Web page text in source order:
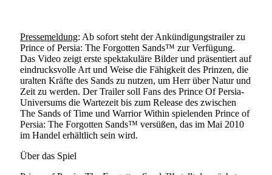
Pressemeldung: Ab sofort steht der Ankündigungstrailer zu
Prince of Persia: The Forgotten Sands™ zur Verfügung.
Das Video zeigt erste spektakuläre Bilder und präsentiert auf
eindrucksvolle Art und Weise die Fähigkeit des Prinzen, die
uralten Kräfte des Sands zu nutzen, um Herr über Natur und
Zeit zu werden. Der Trailer soll Fans des Prince Of Persia-
Universums die Wartezeit bis zum Release des zwischen
The Sands of Time und Warrior Within spielenden Prince of
Persia: The Forgotten Sands™ versüßen, das im Mai 2010
im Handel erhältlich sein wird.
Über das Spiel